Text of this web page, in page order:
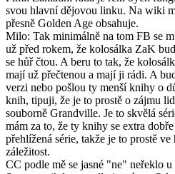
svou hlavní dějovou linku. Na wiki
přesně Golden Age obsahuje.
Milo: Tak minimálně na tom FB se
už před rokem, že kolosálka ZaK
se hůř čtou. A beru to tak, že
mají už přečtenou a mají ji rádi. A
verzi nebo pošlou ty menší knihy o
knih, tipuji, že je to prostě o zájmu
souborně Grandville. Je to skvělá
mám za to, že ty knihy se extra
přehlížená série, takže je to prostě
záležitost.
CC podle mě se jasné "ne" neřeklo